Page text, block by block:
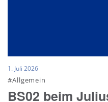
1. Juli 2026
#Allgemein
BS02 beim